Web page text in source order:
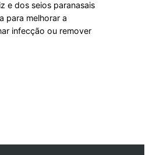
e dos seios paranasais
para melhorar a
infecção ou remover